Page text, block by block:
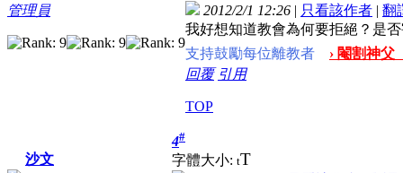
管理員 2012/2/1 12:26 | 只看該作者 | 翻
我好想知道教會為何要拒絕？是
支持鼓勵每位離教者
› 閹割神
回覆 引用
TOP
沙文
4#
字體大小: tT